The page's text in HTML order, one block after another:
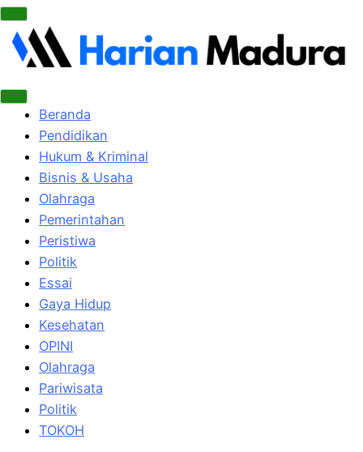
Beranda
Pendidikan
Hukum & Kriminal
Bisnis & Usaha
Olahraga
Pemerintahan
Peristiwa
Politik
Essai
Gaya Hidup
Kesehatan
OPINI
Olahraga
Pariwisata
Politik
TOKOH